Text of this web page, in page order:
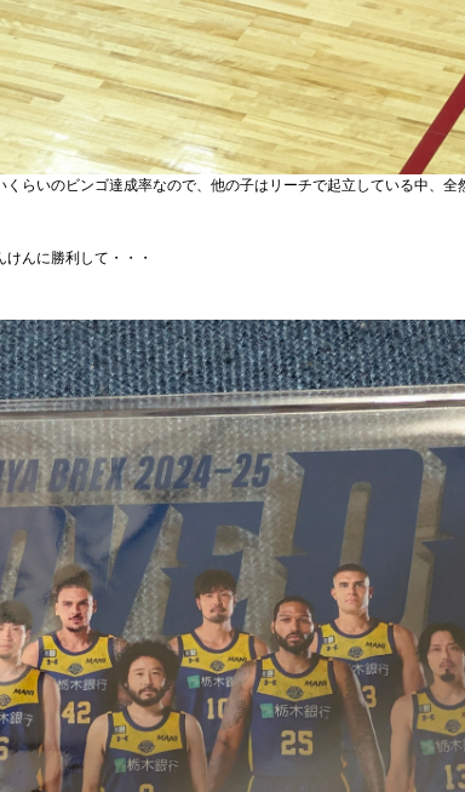
らいのビンゴ達成率なので、他の子はリーチで起立している中、全
んに勝利して・・・